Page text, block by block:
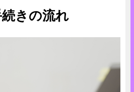
きの流れ